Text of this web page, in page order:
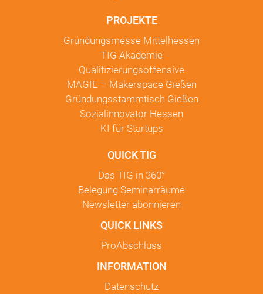
PROJEKTE
Gründungsmesse Mittelhessen
TIG Akademie
Qualifizierungsoffensive
MAGIE – Makerspace Gießen
Gründungsstammtisch Gießen
Sozialinnovator Hessen
KI für Startups
QUICK TIG
Das TIG in 360°
Belegung Seminarräume
Newsletter abonnieren
QUICK LINKS
ProAbschluss
INFORMATION
Datenschutz